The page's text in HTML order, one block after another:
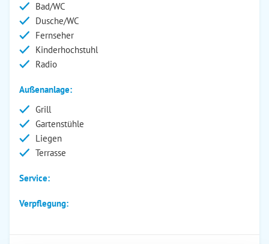
Bad/WC
Dusche/WC
Fernseher
Kinderhochstuhl
Radio
Außenanlage:
Grill
Gartenstühle
Liegen
Terrasse
Service:
Verpflegung: